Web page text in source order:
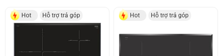
Hot Hỗ trợ trả góp Hot Hỗ trợ trả góp